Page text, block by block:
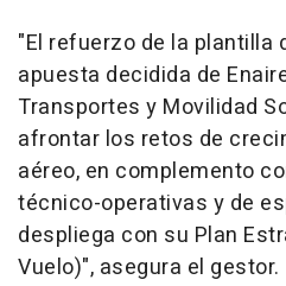
"El refuerzo de la plantilla
apuesta decidida de
Transportes y Movilidad
afrontar los retos de
aéreo, en complemento
técnico-operativas y de
despliega con su Plan
Vuelo)", asegura el gestor.